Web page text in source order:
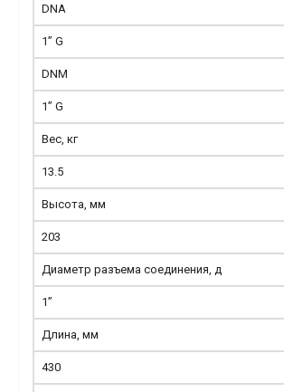
DNA
1” G
DNM
1” G
Вес, кг
13.5
Высота, мм
203
Диаметр разъема соединения, д
1”
Длина, мм
430